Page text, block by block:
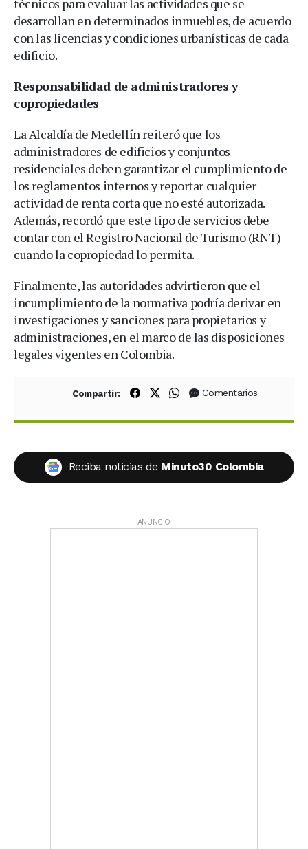
técnicos para evaluar las actividades que se
desarrollan en determinados inmuebles, de acuerdo
con las licencias y condiciones urbanísticas de cada
edificio.
Responsabilidad de administradores y
copropiedades
La Alcaldía de Medellín reiteró que los
administradores de edificios y conjuntos
residenciales deben garantizar el cumplimiento de
los reglamentos internos y reportar cualquier
actividad de renta corta que no esté autorizada.
Además, recordó que este tipo de servicios debe
contar con el Registro Nacional de Turismo (RNT)
cuando la copropiedad lo permita.
Finalmente, las autoridades advirtieron que el
incumplimiento de la normativa podría derivar en
investigaciones y sanciones para propietarios y
administraciones, en el marco de las disposiciones
legales vigentes en Colombia.
Compartir: Compartir en Facebook
Compartir en X (Twitter)
Compartir en WhatsApp
Comentarios
Reciba noticias de Minuto30 Colombia
ANUNCIO